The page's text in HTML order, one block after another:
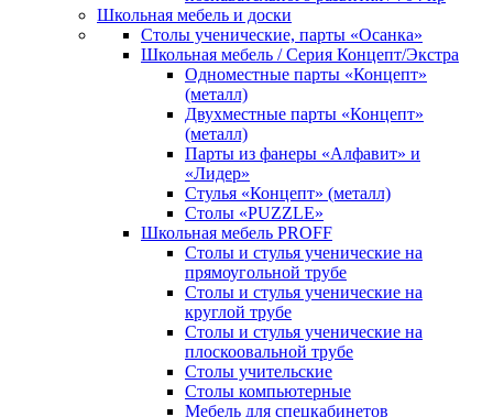
Школьная мебель и доски
Столы ученические, парты «Осанка»
Школьная мебель / Серия Концепт/Экстра
Одноместные парты «Концепт»
(металл)
Двухместные парты «Концепт»
(металл)
Парты из фанеры «Алфавит» и
«Лидер»
Стулья «Концепт» (металл)
Столы «PUZZLE»
Школьная мебель PROFF
Столы и стулья ученические на
прямоугольной трубе
Столы и стулья ученические на
круглой трубе
Столы и стулья ученические на
плоскоовальной трубе
Столы учительские
Столы компьютерные
Мебель для спецкабинетов